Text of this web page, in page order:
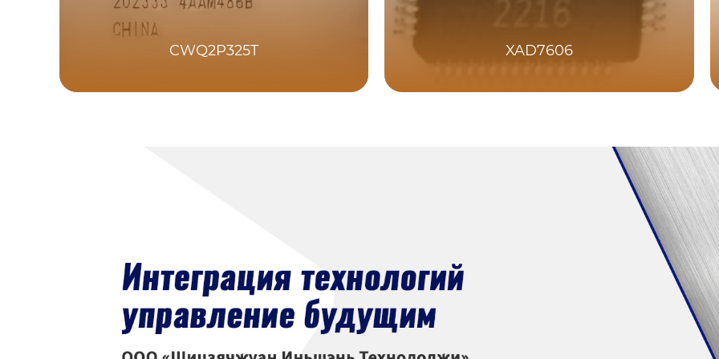
CWQ2P325T XAD7606